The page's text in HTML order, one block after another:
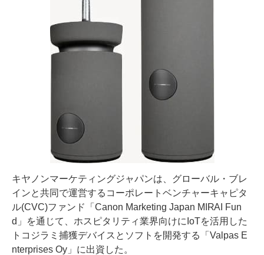
キヤノンマーケティングジャパンは、グローバル・ブレ
インと共同で運営するコーポレートベンチャーキャピタ
ル(CVC)ファンド「Canon Marketing Japan MIRAI Fun
d」を通じて、ホスピタリティ業界向けにIoTを活用した
トコジラミ捕獲デバイスとソフトを開発する「Valpas E
nterprises Oy」に出資した。